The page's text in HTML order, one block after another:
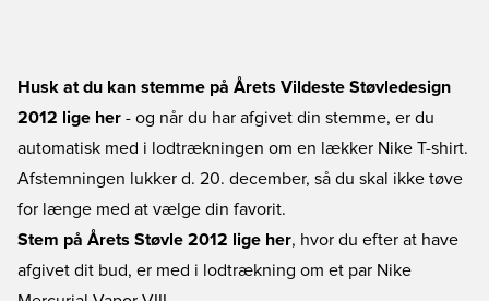
Husk at du kan stemme på Årets Vildeste Støvledesign
2012 lige her - og når du har afgivet din stemme, er du
automatisk med i lodtrækningen om en lækker Nike T-shirt.
Afstemningen lukker d. 20. december, så du skal ikke tøve
for længe med at vælge din favorit.
Stem på Årets Støvle 2012 lige her, hvor du efter at have
afgivet dit bud, er med i lodtrækning om et par Nike